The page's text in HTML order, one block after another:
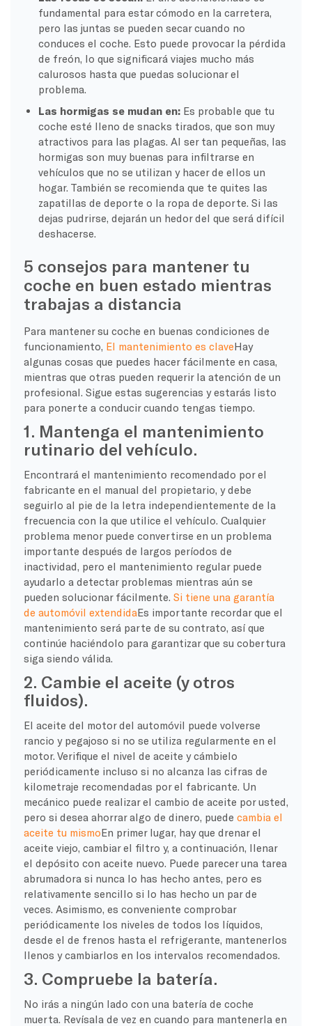
fundamental para estar cómodo en la carretera,
pero las juntas se pueden secar cuando no
conduces el coche. Esto puede provocar la pérdida
de freón, lo que significará viajes mucho más
calurosos hasta que puedas solucionar el
problema.
Las hormigas se mudan en: Es probable que tu
coche esté lleno de snacks tirados, que son muy
atractivos para las plagas. Al ser tan pequeñas, las
hormigas son muy buenas para infiltrarse en
vehículos que no se utilizan y hacer de ellos un
hogar. También se recomienda que te quites las
zapatillas de deporte o la ropa de deporte. Si las
dejas pudrirse, dejarán un hedor del que será difícil
deshacerse.
5 consejos para mantener tu
coche en buen estado mientras
trabajas a distancia
Para mantener su coche en buenas condiciones de
funcionamiento, El mantenimiento es claveHay
algunas cosas que puedes hacer fácilmente en casa,
mientras que otras pueden requerir la atención de un
profesional. Sigue estas sugerencias y estarás listo
para ponerte a conducir cuando tengas tiempo.
1. Mantenga el mantenimiento
rutinario del vehículo.
Encontrará el mantenimiento recomendado por el
fabricante en el manual del propietario, y debe
seguirlo al pie de la letra independientemente de la
frecuencia con la que utilice el vehículo. Cualquier
problema menor puede convertirse en un problema
importante después de largos períodos de
inactividad, pero el mantenimiento regular puede
ayudarlo a detectar problemas mientras aún se
pueden solucionar fácilmente. Si tiene una garantía
de automóvil extendidaEs importante recordar que el
mantenimiento será parte de su contrato, así que
continúe haciéndolo para garantizar que su cobertura
siga siendo válida.
2. Cambie el aceite (y otros
fluidos).
El aceite del motor del automóvil puede volverse
rancio y pegajoso si no se utiliza regularmente en el
motor. Verifique el nivel de aceite y cámbielo
periódicamente incluso si no alcanza las cifras de
kilometraje recomendadas por el fabricante. Un
mecánico puede realizar el cambio de aceite por usted,
pero si desea ahorrar algo de dinero, puede cambia el
aceite tu mismoEn primer lugar, hay que drenar el
aceite viejo, cambiar el filtro y, a continuación, llenar
el depósito con aceite nuevo. Puede parecer una tarea
abrumadora si nunca lo has hecho antes, pero es
relativamente sencillo si lo has hecho un par de
veces. Asimismo, es conveniente comprobar
periódicamente los niveles de todos los líquidos,
desde el de frenos hasta el refrigerante, mantenerlos
llenos y cambiarlos en los intervalos recomendados.
3. Compruebe la batería.
No irás a ningún lado con una batería de coche
muerta. Revísala de vez en cuando para mantenerla en